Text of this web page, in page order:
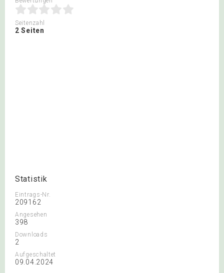
Seitenzahl
2 Seiten
Statistik
Eintrags-Nr.
209162
Angesehen
398
Downloads
2
Aufgeschaltet
09.04.2024